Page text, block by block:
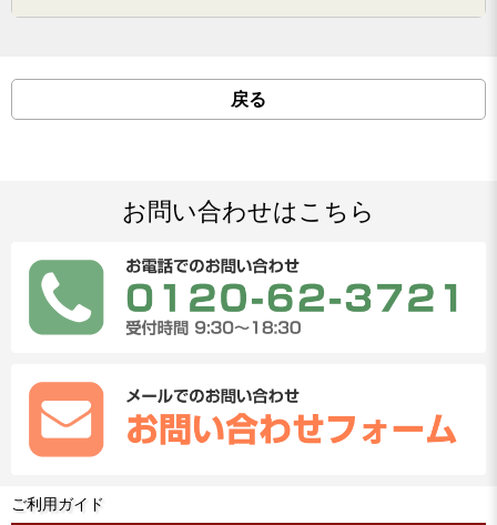
戻る
お問い合わせはこちら
ご利用ガイド